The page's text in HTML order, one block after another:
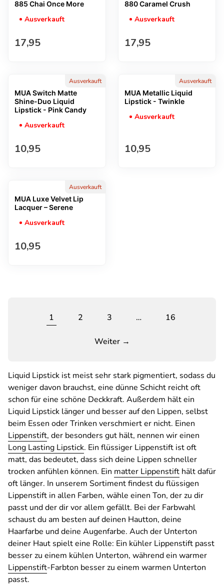
885 Chai Once More
Ausverkauft
Regulärer Preis
17,95
880 Caramel Crush
Ausverkauft
Regulärer Preis
17,95
Ausverkauft
MUA Switch Matte
Shine-Duo Liquid
Lipstick - Pink Candy
Ausverkauft
Regulärer Preis
10,95
Ausverkauft
MUA Metallic Liquid
Lipstick - Twinkle
Ausverkauft
Regulärer Preis
10,95
Ausverkauft
MUA Luxe Velvet Lip
Lacquer – Serene
Ausverkauft
Regulärer Preis
10,95
1 2 3 … 16
Weiter →
Liquid Lipstick ist meist sehr stark pigmentiert, sodass du
weniger davon brauchst, eine dünne Schicht reicht oft
schon für eine schöne Deckkraft. Außerdem hält ein
Liquid Lipstick länger und besser auf den Lippen, selbst
beim Essen oder Trinken verschmiert er nicht. Einen
Lippenstift, der besonders gut hält, nennen wir einen
Long Lasting Lipstick. Ein flüssiger Lippenstift ist oft
matt, das bedeutet, dass sich deine Lippen schneller
trocken anfühlen können. Ein matter Lippenstift hält dafür
oft länger. In unserem Sortiment findest du flüssigen
Lippenstift in allen Farben, wähle einen Ton, der zu dir
passt und der dir vor allem gefällt. Bei der Farbwahl
schaust du am besten auf deinen Hautton, deine
Haarfarbe und deine Augenfarbe. Auch der Unterton
deiner Haut spielt eine Rolle: Ein kühler Lippenstift passt
besser zu einem kühlen Unterton, während ein warmer
Lippenstift-Farbton besser zu einem warmen Unterton
passt.